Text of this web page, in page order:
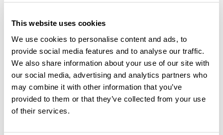
This website uses cookies
We use cookies to personalise content and ads, to
provide social media features and to analyse our traffic.
We also share information about your use of our site with
our social media, advertising and analytics partners who
may combine it with other information that you’ve
provided to them or that they’ve collected from your use
of their services.
Ajouter un avis
Découvrez ce parcours de randonnée de 10,1 km à proximité de